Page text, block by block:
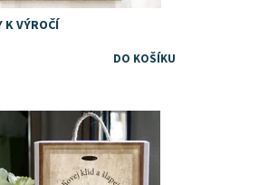
K VÝROČÍ
na víno nebo jiný alkohol, pochutiny
dárek pro věčně mladou cyklistku